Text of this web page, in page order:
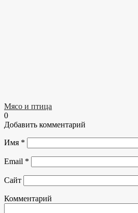
Мясо и птица
0
Добавить комментарий
Имя *
Email *
Сайт
Комментарий